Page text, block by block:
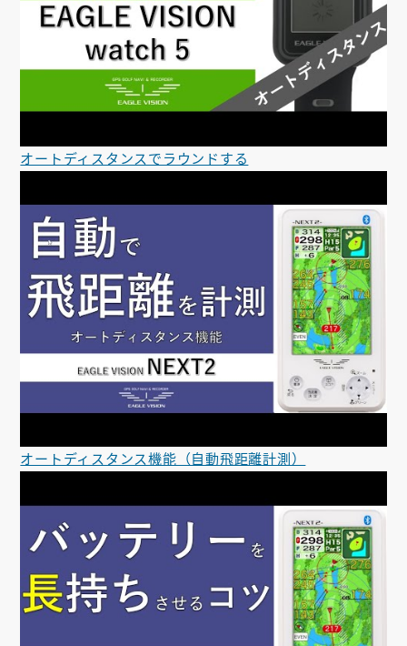
オートディスタンスでラウンドする
オートディスタンス機能（自動飛距離計測）